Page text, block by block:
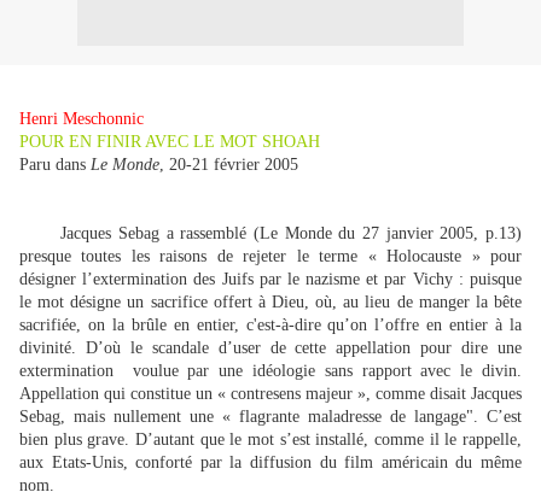
Henri Meschonnic
POUR EN FINIR AVEC LE MOT SHOAH
Paru dans Le Monde, 20-21 février 2005
Jacques Sebag a rassemblé (Le Monde du 27 janvier 2005, p.13)
presque toutes les raisons de rejeter le terme « Holocauste » pour
désigner l’extermination des Juifs par le nazisme et par Vichy : puisque
le mot désigne un sacrifice offert à Dieu, où, au lieu de manger la bête
sacrifiée, on la brûle en entier, c'est-à-dire qu’on l’offre en entier à la
divinité. D’où le scandale d’user de cette appellation pour dire une
extermination voulue par une idéologie sans rapport avec le divin.
Appellation qui constitue un « contresens majeur », comme disait Jacques
Sebag, mais nullement une « flagrante maladresse de langage". C’est
bien plus grave. D’autant que le mot s’est installé, comme il le rappelle,
aux Etats-Unis, conforté par la diffusion du film américain du même
nom.